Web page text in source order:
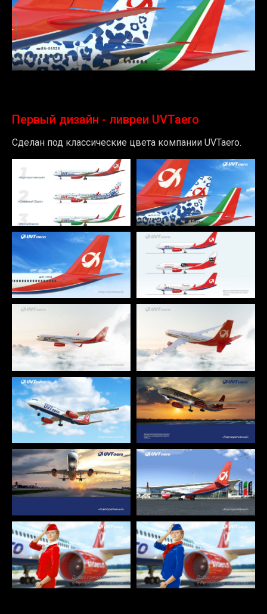
Первый дизайн - ливреи UVTaero
Сделан под классические цвета компании UVTaero.